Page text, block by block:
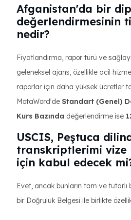
Afganistan'da bir
değerlendirmesinin
nedir?
Fiyatlandırma, rapor türü ve
geleneksel ajans, özellikle acil
raporlar için daha yüksek ücretler
MotaWord'de Standart (Genel)
Kurs Bazında değerlendirme ise
USCIS, Peştuca
transkriptlerimi vize
için kabul edecek
Evet, ancak bunların tam ve tutarlı
bir Doğruluk Belgesi ile birlikte